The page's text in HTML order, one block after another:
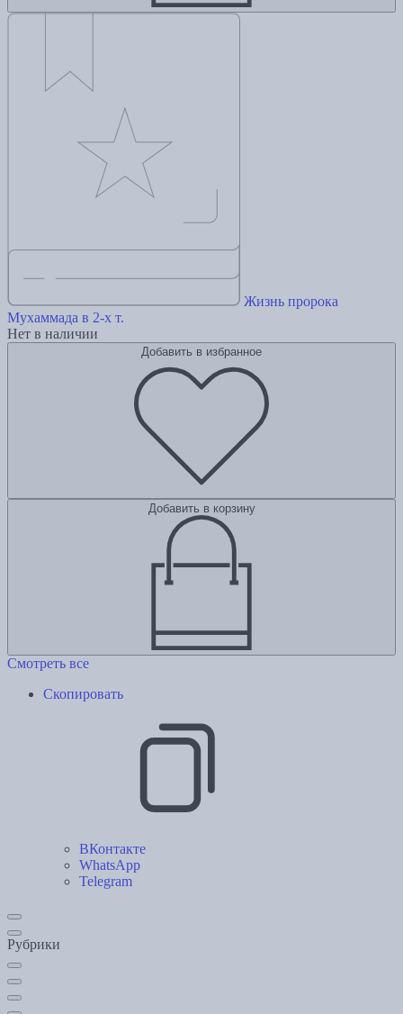
Жизнь пророка
Мухаммада в 2-х т.
Нет в наличии
Добавить в избранное
Добавить в корзину
Смотреть все
Скопировать
ВКонтакте
WhatsApp
Telegram
Рубрики